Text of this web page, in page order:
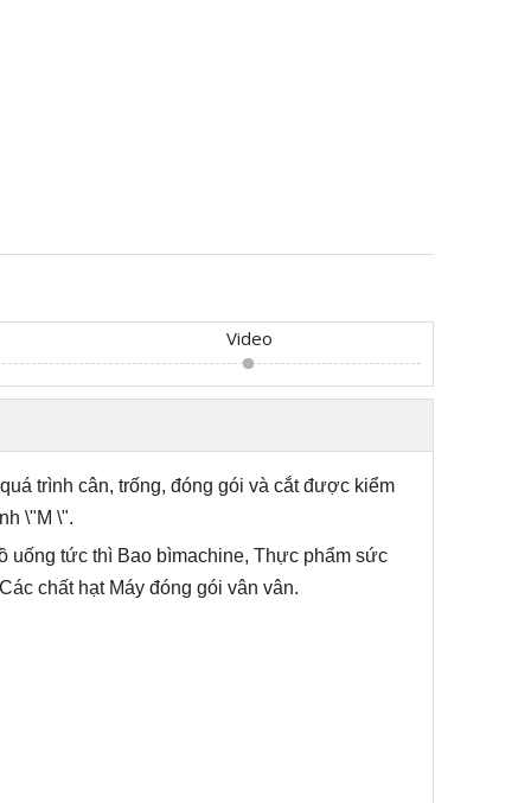
Video
trình cân, trống, đóng gói và cắt được kiểm
\"M \".
uống tức thì Bao bìmachine, Thực phẩm sức
chất hạt Máy đóng gói vân vân.